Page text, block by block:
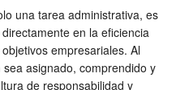
una tarea administrativa, es
en la eficiencia
empresariales. Al
asignado, comprendido y
de responsabilidad y